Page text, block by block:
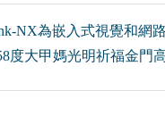
NX為嵌入式視覺和網
大甲媽光明祈福金門